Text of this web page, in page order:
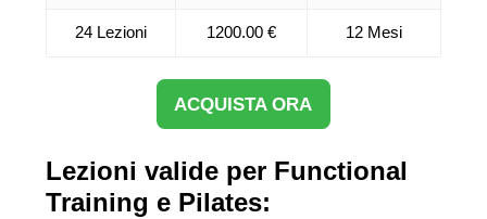
24 Lezioni 1200.00 € 12 Mesi
ACQUISTA ORA
Lezioni valide per Functional
Training e Pilates: